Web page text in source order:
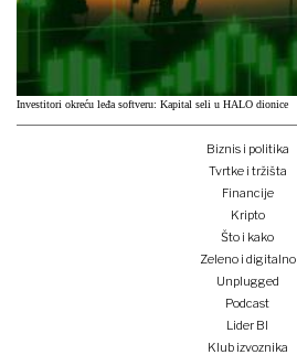
Investitori okreću leđa softveru: Kapital seli u HALO dionice
Biznis i politika
Tvrtke i tržišta
Financije
Kripto
Što i kako
Zeleno i digitalno
Unplugged
Podcast
Lider BI
Klub izvoznika